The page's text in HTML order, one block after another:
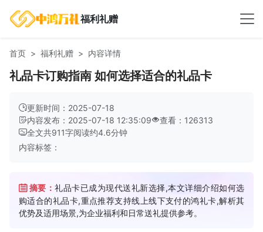
福利礼赠
首页 福利礼赠 内容详情
礼品卡订购指南 如何选择适合的礼品卡
更新时间：2025-07-18
内容发布：2025-07-18 12:35:09
查看：126313
全文共911字阅读约4.6分钟
内容标签：
摘要： 礼品卡已成为现代送礼新选择,本文详细介绍如何选
购适合的礼品卡,重点推荐支持线上线下支付的鸿礼卡,解析其
优势及适用场景,为企业福利和日常送礼提供参考。